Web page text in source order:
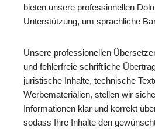
bieten unsere professionellen
Unterstützung, um sprachliche
Unsere professionellen
und fehlerfreie schriftliche
juristische Inhalte, technische
Werbematerialien, stellen wir
Informationen klar und korrekt
sodass Ihre Inhalte den